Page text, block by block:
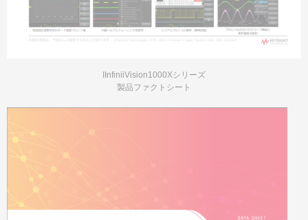
IInfiniiVision1000Xシリーズ
製品ファクトシート